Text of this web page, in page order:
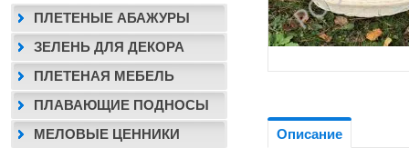
Описание
ПЛЕТЕНЫЕ АБАЖУРЫ
ЗЕЛЕНЬ ДЛЯ ДЕКОРА
ПЛЕТЕНАЯ МЕБЕЛЬ
ПЛАВАЮЩИЕ ПОДНОСЫ
МЕЛОВЫЕ ЦЕННИКИ